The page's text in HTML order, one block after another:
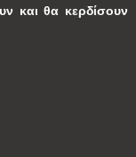
και θα κερδίσουν